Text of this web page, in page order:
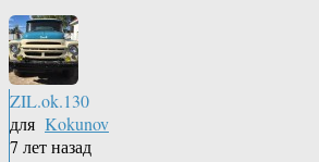
ZIL.ok.130
для Kokunov
7 лет назад